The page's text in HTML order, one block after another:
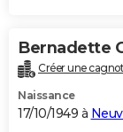
Bernadette
Créer une
Naissance
17/10/1949 à